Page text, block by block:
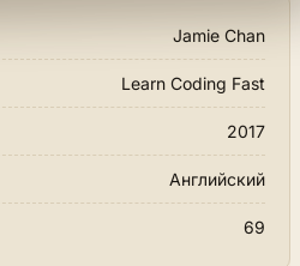
Jamie Chan
Learn Coding Fast
2017
Английский
69